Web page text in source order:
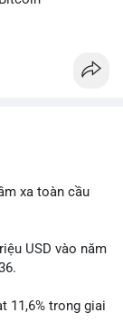
xa toàn cầu
USD vào năm
11,6% trong giai